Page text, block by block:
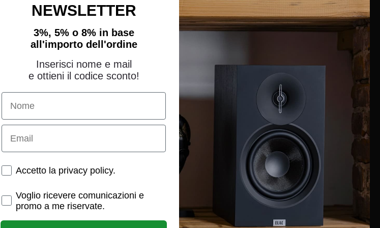
FOLLOW
Facebook
Instagram
Youtube
INFORMAZIONI
Richiesta assistenza tecnica
Diritto di recesso
Pagamenti e spedizioni
Utilizzo dei cookies
Recedi dal contratto
NEWSLETTER
3%, 5% o 8% in base
all'importo dell'ordine
Inserisci nome e mail
e ottieni il codice sconto!
Name
Email
Spunte obbligatorie
Accetto la privacy policy.
Spunte obbligatorie
Voglio ricevere comunicazioni e
promo a me riservate.